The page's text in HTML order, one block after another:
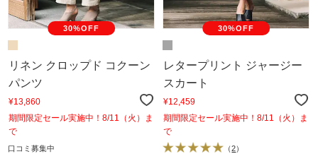
30%OFF
リネン クロップド コクーン
パンツ
¥13,860
期間限定セール実施中！8/11（火）ま
で
口コミ募集中
30%OFF
レタープリント ジャージー
スカート
¥12,459
期間限定セール実施中！8/11（火）ま
で
（2）